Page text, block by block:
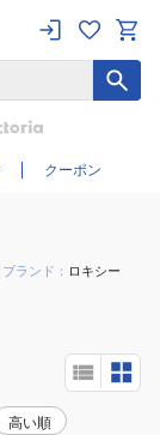
クーポン
ブランド： ロキシー
高い順